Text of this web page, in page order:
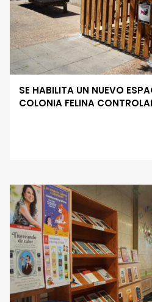
SE HABILITA UN NUEVO
COLONIA FELINA